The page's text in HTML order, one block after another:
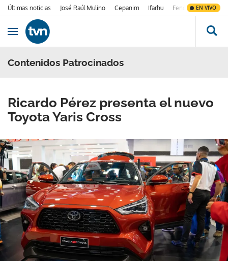
Últimas noticias José Raúl Mulino Cepanim Ifarhu Fenómeno de El
EN VIVO
Ir al contenido
Obrir navegació
Contenidos Patrocinados
Ricardo Pérez presenta el nuevo
Toyota Yaris Cross